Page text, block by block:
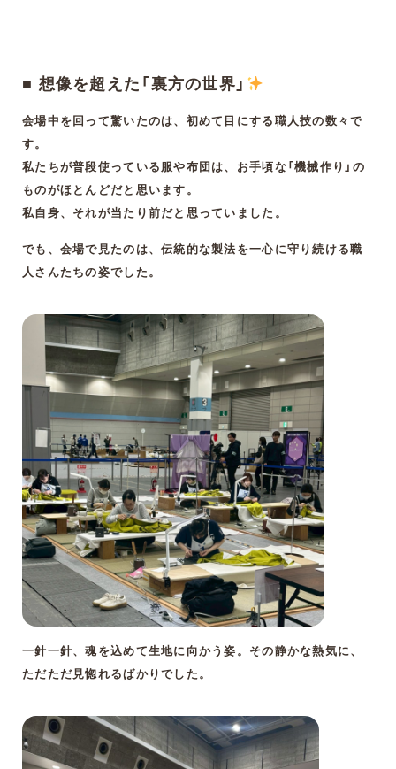
■ 想像を超えた「裏方の世界」
会場中を回って驚いたのは、初めて目にする職人技の数々で
す。
私たちが普段使っている服や布団は、お手頃な「機械作り」の
ものがほとんどだと思います。
私自身、それが当たり前だと思っていました。
でも、会場で見たのは、伝統的な製法を一心に守り続ける職
人さんたちの姿でした。
一針一針、魂を込めて生地に向かう姿。その静かな熱気に、
ただただ見惚れるばかりでした。